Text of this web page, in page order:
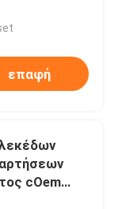
για τις
επαφή
cOem
αποδοτικό